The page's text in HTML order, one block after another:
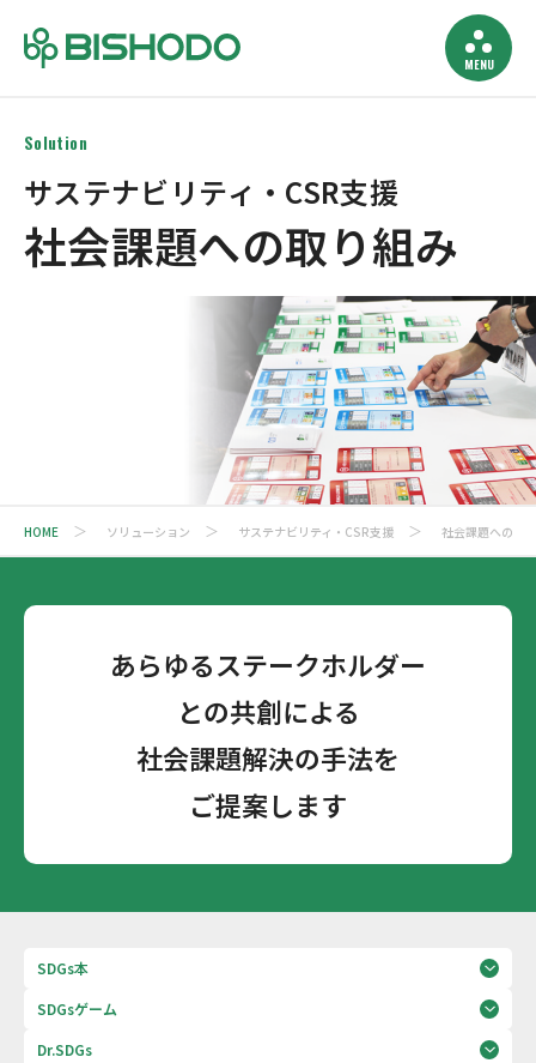
Solution
サステナビリティ・CSR支援
社会課題への取り組み
HOME ソリューション サステナビリティ・CSR支援 社会課題への取
あらゆるステークホルダー
との共創による
社会課題解決の手法を
ご提案します
SDGs本
SDGsゲーム
Dr.SDGs